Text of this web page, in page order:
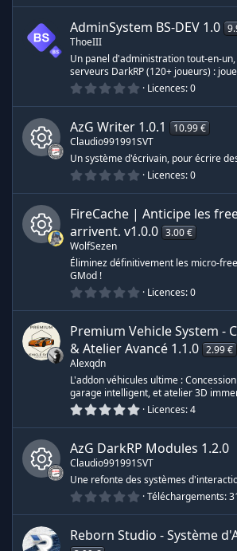
(
s
)
c
ô
e
d
r
e
s
o
u
c
e
0
0
é
o
i
l
e
(
s
)
AdminSystem BS-DEV 1.0
ThoeIII
Un panel d'administration tout-en-
serveurs DarkRP (120+ joueurs) :
0
0
0
é
t
o
i
s
s
)
Licences 0
c
ô
e
d
e
s
o
AzG Writer 1.0.1
10.99 €
Claudio991991SVT
Un système d'écrivain, pour écrire
0
0
0
é
t
o
l
s
Licences 0
c
ô
n
d
e
e
FireCache | Anticipe les
arrivent. v1.0.0 3.00 €
WolfSezen
Éliminez définitivement les micro-
GMod !
0
0
0
é
t
o
l
e
(
s
Licences 0
Premium Vehicle System -
& Atelier Avancé 1.1.0 2.99 €
Alexqdn
L'addon véhicules ultime :
garage intelligent, et atelier 3D
5
0
0
é
t
o
i
s
(
s
Licences 4
c
AzG DarkRP Modules 1.2.0
Claudio991991SVT
Une refonte des systèmes
0
0
0
é
Téléchargements
Reborn Studio - Système